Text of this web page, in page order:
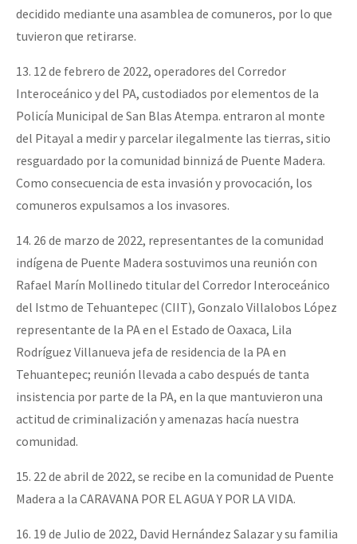
decidido mediante una asamblea de comuneros, por lo que
tuvieron que retirarse.
13. 12 de febrero de 2022, operadores del Corredor
Interoceánico y del PA, custodiados por elementos de la
Policía Municipal de San Blas Atempa. entraron al monte
del Pitayal a medir y parcelar ilegalmente las tierras, sitio
resguardado por la comunidad binnizá de Puente Madera.
Como consecuencia de esta invasión y provocación, los
comuneros expulsamos a los invasores.
14. 26 de marzo de 2022, representantes de la comunidad
indígena de Puente Madera sostuvimos una reunión con
Rafael Marín Mollinedo titular del Corredor Interoceánico
del Istmo de Tehuantepec (CIIT), Gonzalo Villalobos López
representante de la PA en el Estado de Oaxaca, Lila
Rodríguez Villanueva jefa de residencia de la PA en
Tehuantepec; reunión llevada a cabo después de tanta
insistencia por parte de la PA, en la que mantuvieron una
actitud de criminalización y amenazas hacía nuestra
comunidad.
15. 22 de abril de 2022, se recibe en la comunidad de Puente
Madera a la CARAVANA POR EL AGUA Y POR LA VIDA.
16. 19 de Julio de 2022, David Hernández Salazar y su familia